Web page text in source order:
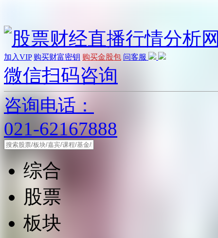
加入VIP 购买财富密钥 购买金股包 问客服
微信扫码咨询
咨询电话：
021-62167888
综合
股票
板块